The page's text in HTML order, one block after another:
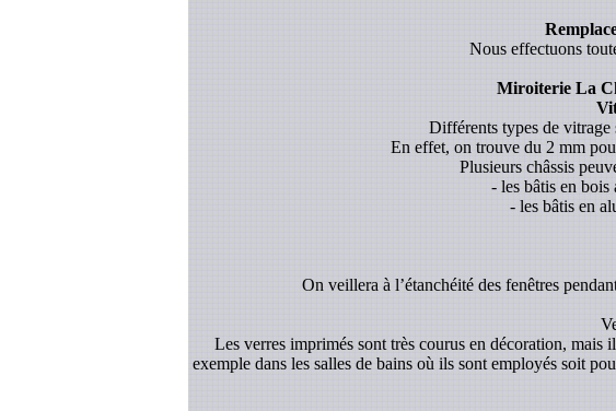
Nous effectuons
Miroiterie La
Différents types de vitrage
En effet, on trouve du 2 mm
Plusieurs châssis
- les bâtis en bois
- les bâtis en
On veillera à l’étanchéité des fenêtres
Les verres imprimés sont très courus en décoration, mais
exemple dans les salles de bains où ils sont employés soit